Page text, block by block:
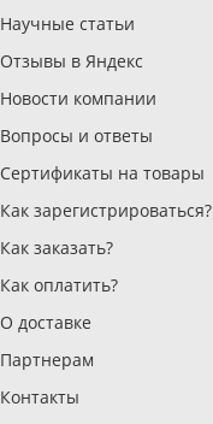
Научные статьи
Отзывы в Яндекс
Новости компании
Вопросы и ответы
Сертификаты на товары
Как зарегистрироваться?
Как заказать?
Как оплатить?
О доставке
Партнерам
Контакты